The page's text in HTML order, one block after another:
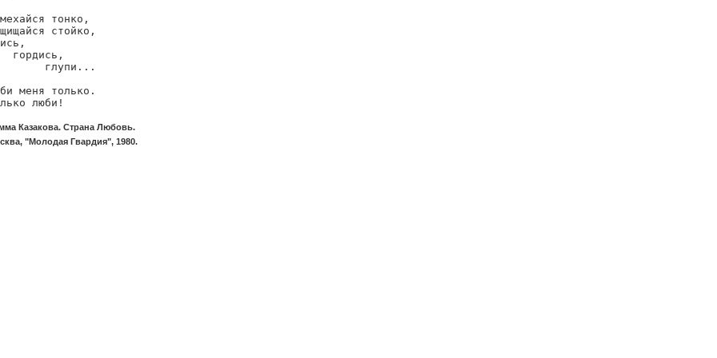
тонко,
стойко,
гордись,
глупи...
меня только.
люби!
Казакова. Страна Любовь.
"Молодая Гвардия", 1980.